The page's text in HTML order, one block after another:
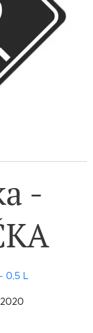
-
0,5 L